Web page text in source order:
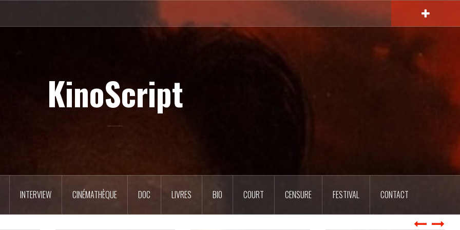
KinoScript
INTERVIEW CINÉMATHÈQUE DOC LIVRES BIO COURT CENSURE FESTIVAL CONTACT